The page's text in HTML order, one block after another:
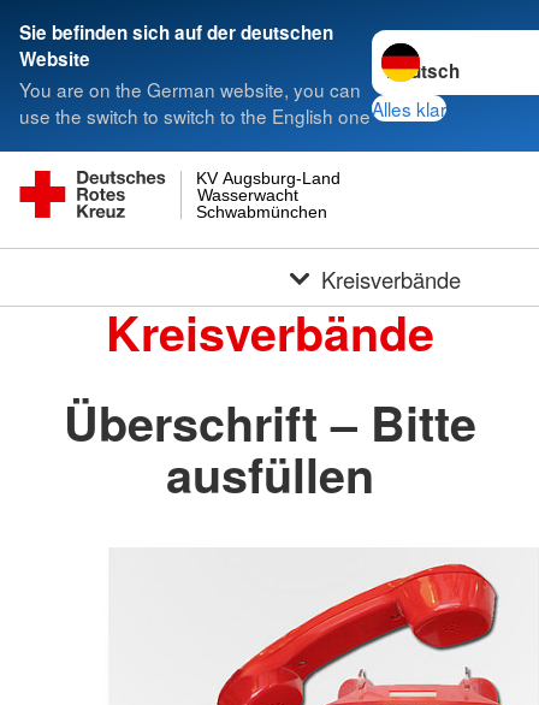
Sie befinden sich auf der deutschen
Website
You are on the German website, you can
use the switch to switch to the English one
Sprache wechseln
Alles klar
Schwabmünchen
Wasserwacht
KV Augsburg-Land
Kreisverbände
Kreisverbände
Überschrift – Bitte
ausfüllen